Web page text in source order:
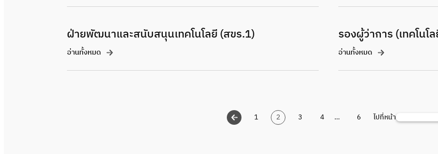
ฝ่ายพัฒนาและสนับสนุนเทคโนโลยี (สขร.1)
อ่านทั้งหมด
รองผู้ว่าการ (เทคโน
อ่านทั้งหมด
1 2 3 4 … 6 ไปที่หน้าค้นหา